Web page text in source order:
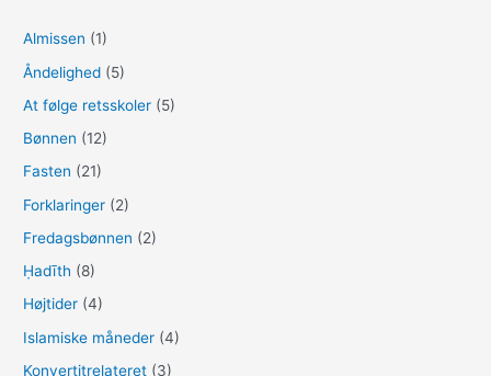
e
r
:
Almissen (1)
Åndelighed (5)
At følge retsskoler (5)
Bønnen (12)
Fasten (21)
Forklaringer (2)
Fredagsbønnen (2)
Ḥadīth (8)
Højtider (4)
Islamiske måneder (4)
Konvertitrelateret (3)